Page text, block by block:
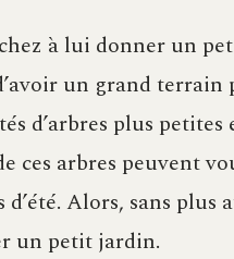
à lui donner un
un grand
d’arbres plus petites
ces arbres peuvent
Alors, sans plus
un petit jardin.